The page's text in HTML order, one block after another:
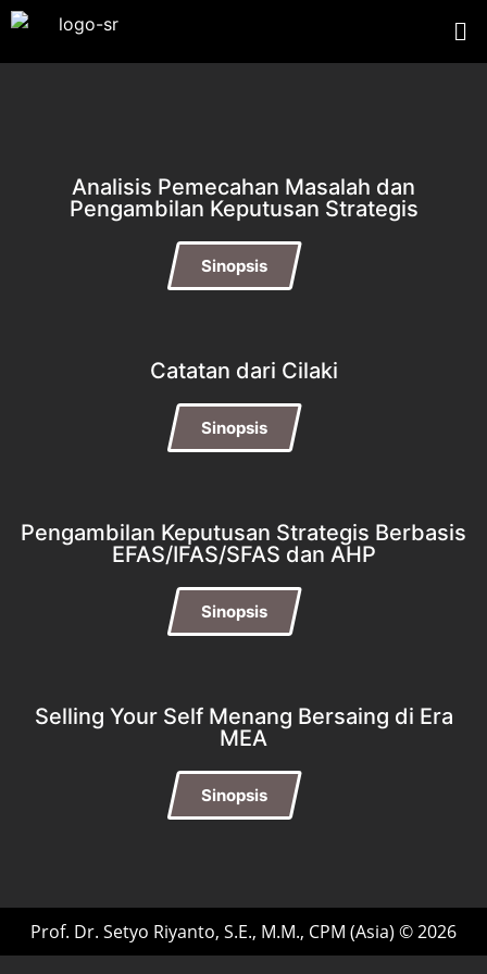
Analisis Pemecahan Masalah dan
Pengambilan Keputusan Strategis
Sinopsis
Catatan dari Cilaki
Sinopsis
Pengambilan Keputusan Strategis Berbasis
EFAS/IFAS/SFAS dan AHP
Sinopsis
Selling Your Self Menang Bersaing di Era
MEA
Sinopsis
Prof. Dr. Setyo Riyanto, S.E., M.M., CPM (Asia) © 2026